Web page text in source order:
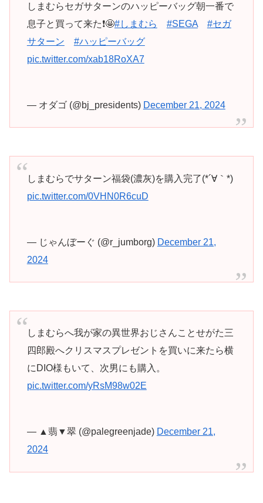
しまむらセガサターンのハッピーバッグ朝一番で
息子と買って来た❗🤩#しまむら #SEGA
#セガ
サターン
#ハッピーバッグ
pic.twitter.com/xab18RoXA7
— オダゴ (@bj_presidents) December 21, 2024
しまむらでサターン福袋(濃灰)を購入完了(*´∀｀*)
pic.twitter.com/0VHN0R6cuD
— じゃんぼーぐ (@r_jumborg) December 21,
2024
しまむらへ我が家の異世界おじさんことせがた三
四郎殿へクリスマスプレゼントを買いに来たら横
にDIO様もいて、次男にも購入。
pic.twitter.com/yRsM98w02E
— ▲翡▼翠 (@palegreenjade) December 21,
2024